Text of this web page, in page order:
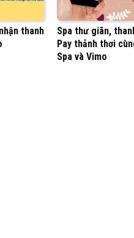
thanh
Spa thư giãn,
Pay thảnh thơi
Spa và Vimo